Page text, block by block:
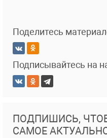
Поделитесь
Подписывайтесь на
ПОДПИШИСЬ,
САМОЕ